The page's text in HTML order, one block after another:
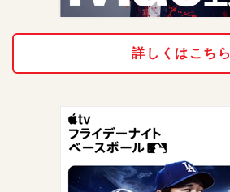
詳しくはこちら